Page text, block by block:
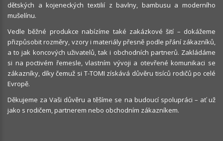
dětských a kojeneckých textilií z bavlny, bambusu a moderního
mušelínu.
Vedle běžné produkce nabízíme také zakázkové šití – dokážeme
přizpůsobit rozměry, vzory i materiály přesně podle přání zákazníků,
a to jak koncových uživatelů, tak i obchodních partnerů. Zakládáme
si na poctivém řemesle, vlastním vývoji a otevřené komunikaci se
zákazníky, díky čemuž si T-TOMI získává důvěru tisíců rodičů po celé
Evropě.
Děkujeme za Vaši důvěru a těšíme se na budoucí spolupráci – ať už
jako s rodičem, partnerem nebo obchodním zákazníkem.